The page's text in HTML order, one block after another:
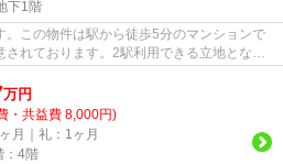
下1階
。この物件は駅から徒歩5分のマンションで
れております。2駅利用できる立地となっ
万円
・共益費 8,000円)
月｜礼：1ヶ月
：4階